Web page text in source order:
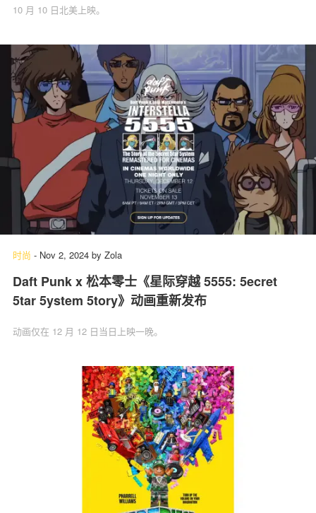
10 月 10 日北美上映。
时尚 - Nov 2, 2024 by Zola
Daft Punk x 松本零士《星际穿越 5555: 5ecret
5tar 5ystem 5tory》动画重新发布
动画仅在 12 月 12 日当日上映一晚。